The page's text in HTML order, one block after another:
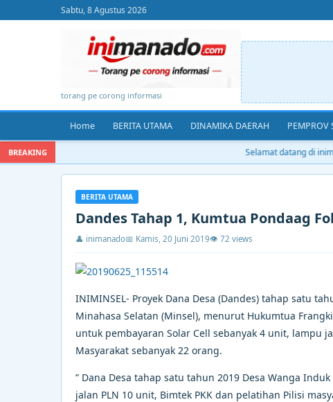
Sabtu, 8 Agustus 2026
torang pe corong informasi
Home BERITA UTAMA DINAMIKA DAERAH PEMPROV
BREAKING Selamat datang di
BERITA UTAMA
Dandes Tahap 1, Kumtua Pondaag
👤 inimanado📅 Kamis, 20 Juni 2019👁 72 views
INIMINSEL- Proyek Dana Desa (Dandes) tahap satu
Minahasa Selatan (Minsel), menurut Hukumtua
untuk pembayaran Solar Cell sebanyak 4 unit, lampu
Masyarakat sebanyak 22 orang.
” Dana Desa tahap satu tahun 2019 Desa Wanga
jalan PLN 10 unit, Bimtek PKK dan pelatihan Pilisi